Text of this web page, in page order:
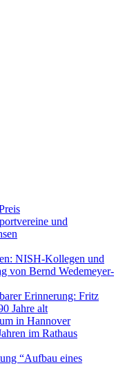
und
NISH-Kollegen und
von Bernd Wedemeyer-
Erinnerung: Fritz
Jahre alt
in Hannover
im Rathaus
“Aufbau eines